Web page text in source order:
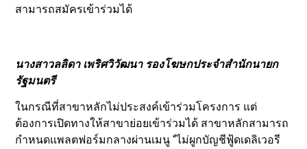
สามารถสมัครเข้าร่วมได้
นางสาวลลิดา เพริศวิวัฒนา รองโฆษกประจำสำนักนายก
รัฐมนตรี
ในกรณีที่สาขาหลักไม่ประสงค์เข้าร่วมโครงการ แต่
ต้องการเปิดทางให้สาขาย่อยเข้าร่วมได้ สาขาหลักสามารถ
กำหนดแพลตฟอร์มกลางผ่านเมนู “ไม่ผูกบัญชีฟู้ดเดลิเวอรี